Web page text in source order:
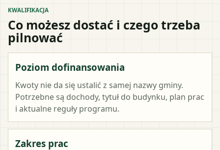
KWALIFIKACJA
Co możesz dostać i czego trzeba
pilnować
Poziom dofinansowania
Kwoty nie da się ustalić z samej nazwy gminy.
Potrzebne są dochody, tytuł do budynku, plan prac
i aktualne reguły programu.
Zakres prac